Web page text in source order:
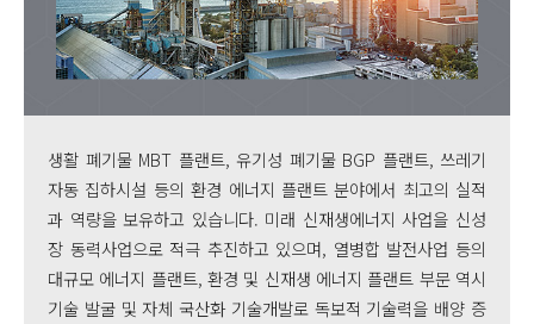
생활 폐기물 MBT 플랜트, 유기성 폐기물 BGP 플랜트, 쓰레기
자동 집하시설 등의 환경 에너지 플랜트 분야에서 최고의 실적
과 역량을 보유하고 있습니다. 미래 신재생에너지 사업을 신성
장 동력사업으로 적극 추진하고 있으며, 열병합 발전사업 등의
대규모 에너지 플랜트, 환경 및 신재생 에너지 플랜트 부문 역시
기술 발굴 및 자체 국산화 기술개발로 독보적 기술력을 배양 증